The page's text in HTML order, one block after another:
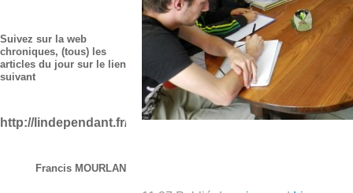
Suivez sur la web
chroniques, (tous) les
articles du jour sur le lien
suivant
http://lindependant.fr/aude/rustiques
Francis MOURLAN